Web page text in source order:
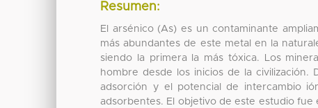
Resumen:
El arsénico (As) es un contaminante
más abundantes de este metal en la
siendo la primera la más tóxica. Los
hombre desde los inicios de la civilización.
adsorción y el potencial de intercambio
adsorbentes. El objetivo de este estudio fue